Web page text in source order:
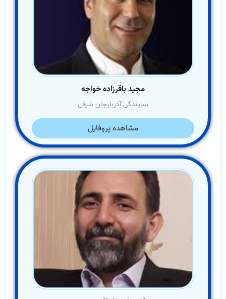
مجید باقرزاده خواجه
نمایندگی آذربایجان شرقی
مشاهده پروفایل